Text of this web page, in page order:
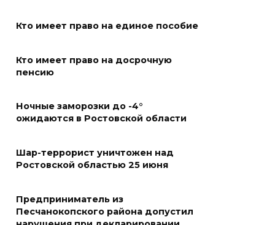
России
05 августа 2026 18:30
05 августа 2026 18:29
05 августа 2026 18:27
Жеребьевка политических
партий
Кто имеет право на единое пособие
Кто имеет право на досрочную
пенсию
Ночные заморозки до -4°
ожидаются в Ростовской области
Шар-террорист уничтожен над
Ростовской областью 25 июня
Предприниматель из
Песчанокопского района допустил